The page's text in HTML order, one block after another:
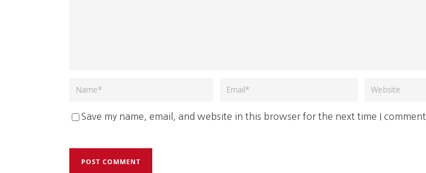
Save my name, email, and website in this browser for the next time I comment.